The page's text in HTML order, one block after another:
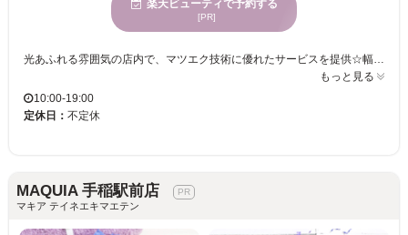
楽天ビューティで予約する
[PR]
光あふれる雰囲気の店内で、マツエク技術に優れたサービスを提供☆幅広い世代のお客様に愛されるサロン！くつろぎながら、理想のまつげを手に入れる時間を体験してください◎ MAQUIA 函館店は、目元の美しさを叶えたいあなたにぴったりのまつげサロンです。サロン内は広々とした空間が広がり、自然光が差し込む明るい雰囲気が特徴です。お客様一人ひとりに合わせたカウンセリングを行い、理想の仕上がりを提供します。豊富な経験を持つスタッフが、あなたの目元を引き立てます。多様な年齢のお客様から愛される当店なら、どなたでも安心してご利用いただけます。MAQUIA 函館店で理想の自分を見つけてみませんか？心地よさを感じていただける空間で、新しい自分を手に入れるお手伝いをいたします。ぜひ足を運んでください。
もっと見る
10:00-19:00
定休日： 不定休
MAQUIA 手稲駅前店
マキア テイネエキマエテン